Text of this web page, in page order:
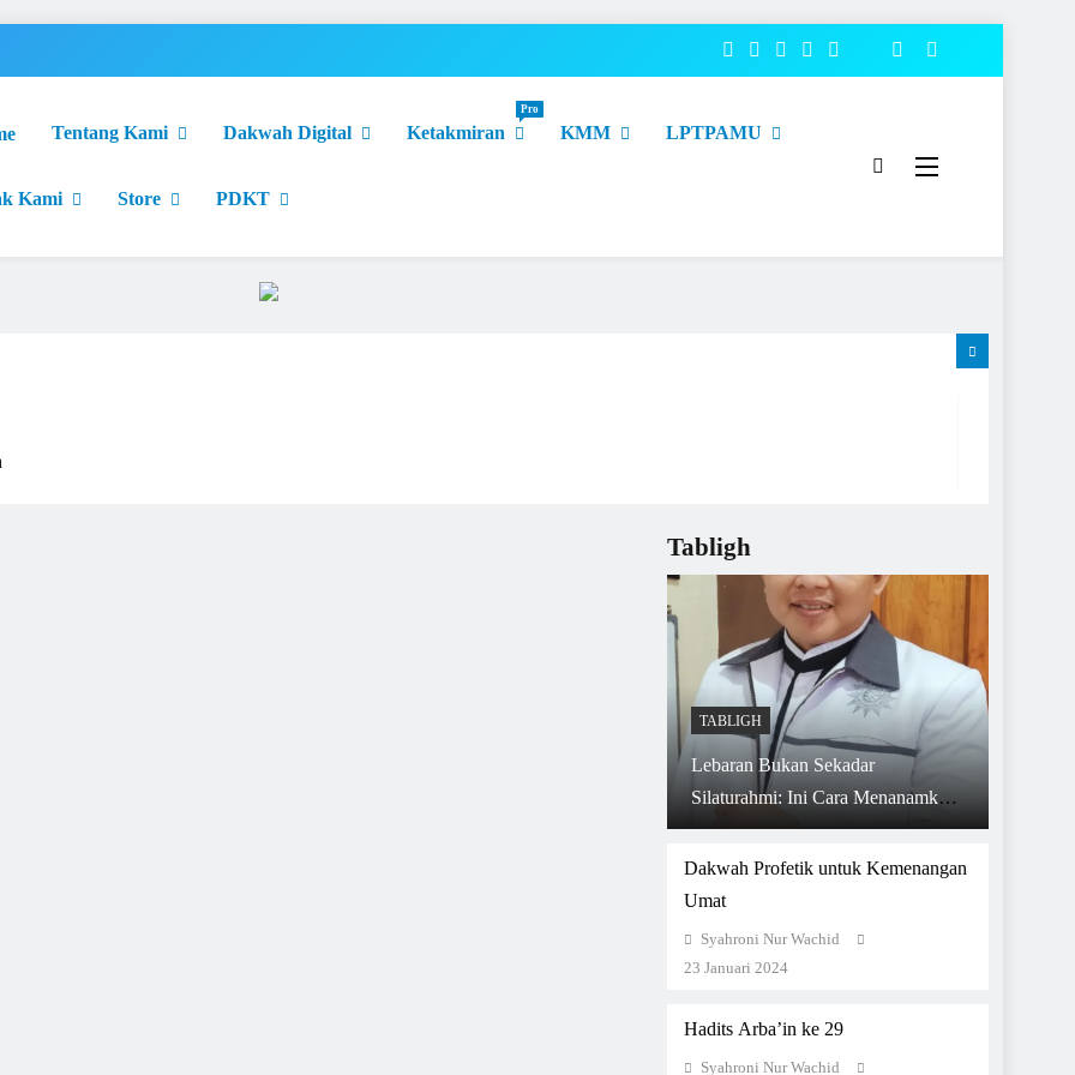
Menggembirakan
Tentang Kami Dakwah Digital Ketakmiran
Pro
KMM LPTPAMU
Kami Store PDKT
Tabligh
TABLIGH
Lebaran Bukan Sekadar
Silaturahmi: Ini Cara Menanamkan
Adab Qur’ani pada Anak Saat
Bertamu
Dakwah Profetik untuk Kemenangan
Umat
Syahroni Nur Wachid
23 Januari 2024
Hadits Arba’in ke 29
Syahroni Nur Wachid